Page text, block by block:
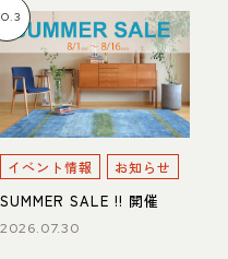
イベント情報 お知らせ
SUMMER SALE !! 開催
2026.07.30